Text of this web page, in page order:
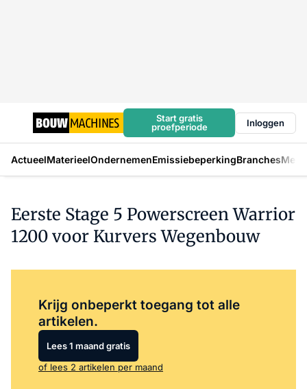
Start gratis
proefperiode
Inloggen
ActueelMaterieelOndernemenEmissiebeperkingBranches
Eerste Stage 5 Powerscreen Warrior
1200 voor Kurvers Wegenbouw
Krijg onbeperkt toegang tot alle
artikelen.
Lees 1 maand gratis
of lees 2 artikelen per maand